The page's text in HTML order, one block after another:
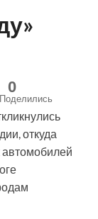
0
Поделились
откуда
автомобилей